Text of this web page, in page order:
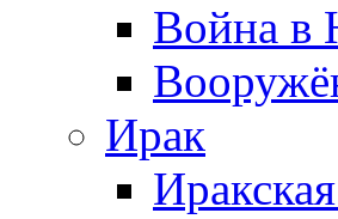
Война в
Ирак